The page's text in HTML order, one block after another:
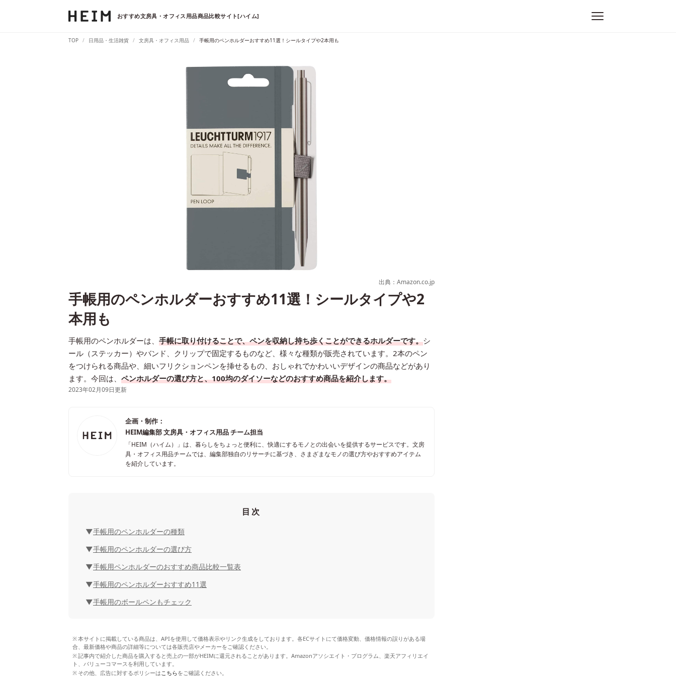
おすすめ文房具・オフィス用品商品比較サイト[ハイム]
TOP 日用品・生活雑貨 文房具・オフィス用品 手帳用のペンホルダーおすすめ11選！シールタイプや2本用も
出典：Amazon.co.jp
手帳用のペンホルダーおすすめ11選！シールタイプや2
本用も
手帳用のペンホルダーは、 手帳に取り付けることで、ペンを収納し持ち歩くことができるホルダーです。シ
ール（ステッカー）やバンド、クリップで固定するものなど、様々な種類が販売されています。2本のペン
をつけられる商品や、細いフリクションペンを挿せるもの、おしゃれでかわいいデザインの商品などがあり
ます。今回は、 ペンホルダーの選び方と、100均のダイソーなどのおすすめ商品を紹介します。
2023年02月09日更新
企画・制作：
HEIM編集部 文房具・オフィス用品 チーム担当
「HEIM（ハイム）」は、暮らしをちょっと便利に、快適にするモノとの出会いを提供するサービスです。文房
具・オフィス用品チームでは、編集部独自のリサーチに基づき、さまざまなモノの選び方やおすすめアイテム
を紹介しています。
目次
手帳用のペンホルダーの種類
手帳用のペンホルダーの選び方
手帳用ペンホルダーのおすすめ商品比較一覧表
手帳用のペンホルダーおすすめ11選
手帳用のボールペンもチェック
本サイトに掲載している商品は、APIを使用して価格表示やリンク生成をしております。各ECサイトにて価格変動、価格情報の誤りがある場
合、最新価格や商品の詳細等については各販売店やメーカーをご確認ください。
記事内で紹介した商品を購入すると売上の一部がHEIMに還元されることがあります。Amazonアソシエイト・プログラム、楽天アフィリエイ
ト、バリューコマースを利用しています。
その他、広告に対するポリシーは こちらをご確認ください。